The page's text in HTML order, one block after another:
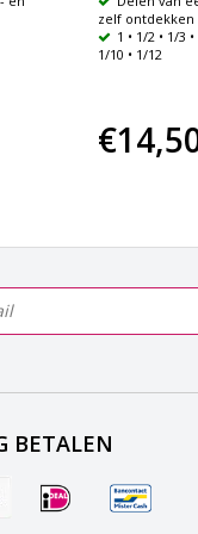
zelf ontdekken
1 • 1/2 • 1/3
1/10 • 1/12
BETALEN